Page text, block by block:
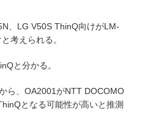
、LG V50S ThinQ向けがLM-
考えられる。
と分かる。
ら、OA2001がNTT DOCOMO
となる可能性が高いと推測